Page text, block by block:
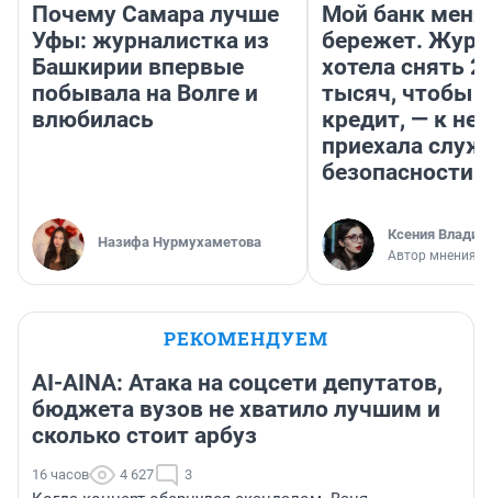
Почему Самара лучше
Уфы: журналистка из
Башкирии впервые
побывала на Волге и
влюбилась
Назифа Нурмухаметова
Мой банк меня
бережет.
хотела снять
тысяч, чтобы
кредит, — к
приехала
безопасности
Ксения
Автор мнения
РЕКОМЕНДУЕМ
AI-AINA: Атака на соцсети депутатов,
бюджета вузов не хватило лучшим и
сколько стоит арбуз
16 часов 4 627 3